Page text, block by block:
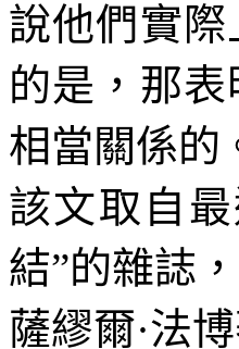
說他們實
的是，那
相當關係的
該文取自
結”的雜誌
薩繆爾·法